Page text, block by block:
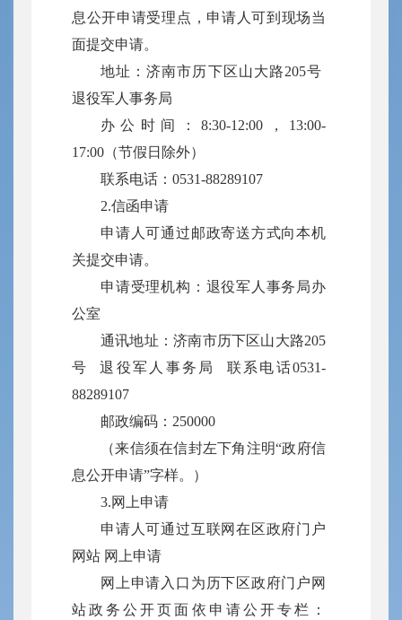
息公开申请受理点，申请人可到现场当
面提交申请。
地址：济南市历下区山大路205号
退役军人事务局
办公时间：8:30-12:00，13:00-
17:00（节假日除外）
联系电话：0531-88289107
2.信函申请
申请人可通过邮政寄送方式向本机
关提交申请。
申请受理机构：退役军人事务局办
公室
通讯地址：济南市历下区山大路205
号 退役军人事务局 联系电话0531-
88289107
邮政编码：250000
（来信须在信封左下角注明“政府信
息公开申请”字样。）
3.网上申请
申请人可通过互联网在区政府门户
网站 网上申请
网上申请入口为历下区政府门户网
站政务公开页面依申请公开专栏：